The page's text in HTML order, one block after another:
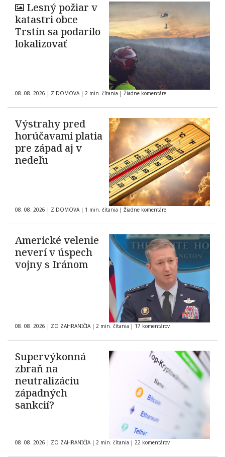
Lesný požiar v
katastri obce
Trstín sa podarilo
lokalizovať
08. 08. 2026 | Z DOMOVA | 2 min. čítania | Žiadne komentáre
Výstrahy pred
horúčavami platia
pre západ aj v
nedeľu
08. 08. 2026 | Z DOMOVA | 1 min. čítania | Žiadne komentáre
Americké velenie
neverí v úspech
vojny s Iránom
08. 08. 2026 | ZO ZAHRANIČIA | 2 min. čítania | 17 komentárov
Supervýkonná
zbraň na
neutralizáciu
západných
sankcií?
08. 08. 2026 | ZO ZAHRANIČIA | 2 min. čítania | 22 komentárov